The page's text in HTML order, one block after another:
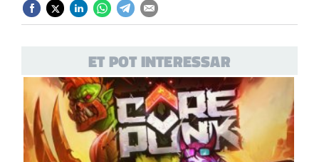
ET POT INTERESSAR